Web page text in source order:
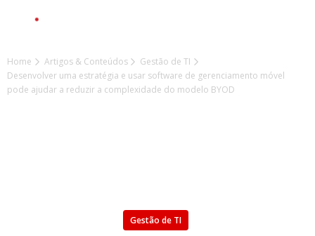
Home Artigos & Conteúdos
Gestão de TI
Desenvolver uma estratégia e usar software de gerenciamento móvel
pode ajudar a reduzir a complexidade do modelo BYOD
Gestão de TI